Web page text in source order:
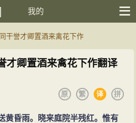
我的
干誉才卿置酒来禽花下作
才卿置酒来禽花下作翻译
拼
译
繁
原
黄昏雨。晓来庭院半残红。惟有